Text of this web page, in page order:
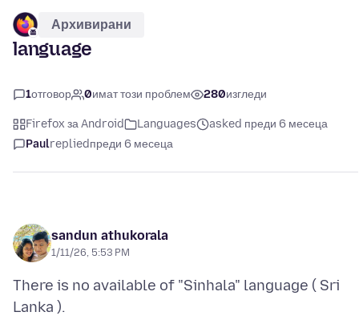
Архивирани
language
1отговор 0имат този проблем 280изгледи
Firefox за Android Languages
asked преди 6 месеца
Paulrepliedпреди 6 месеца
sandun athukorala
1/11/26, 5:53 PM
There is no available of "Sinhala" language ( Sri